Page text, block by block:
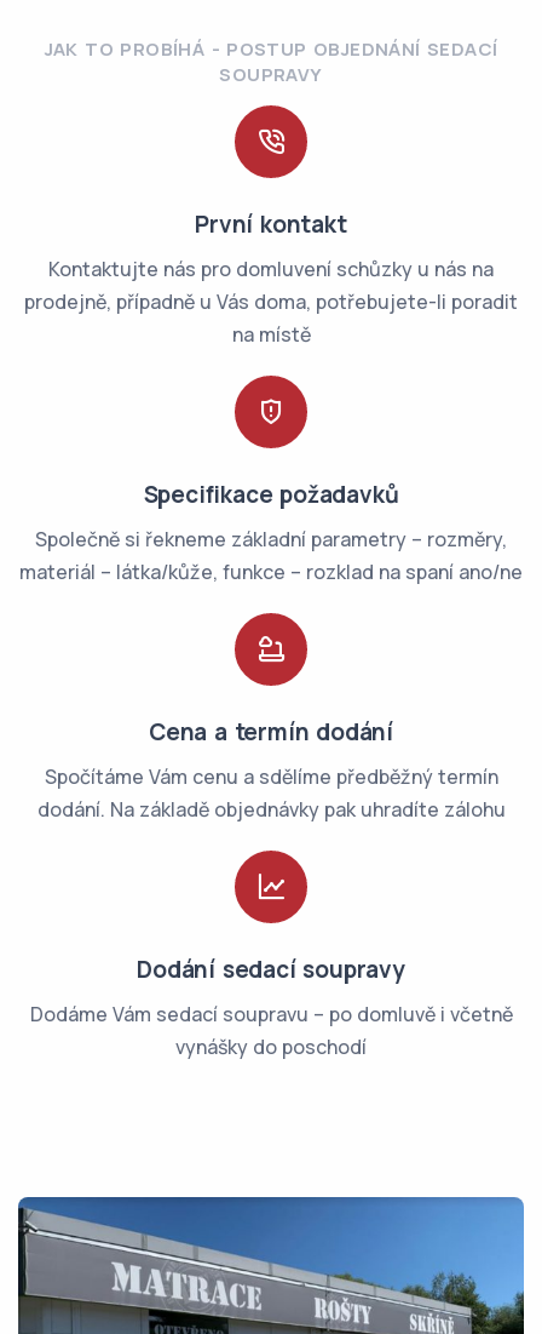
JAK TO PROBÍHÁ - POSTUP OBJEDNÁNÍ SEDACÍ
SOUPRAVY
První kontakt
Kontaktujte nás pro domluvení schůzky u nás na
prodejně, případně u Vás doma, potřebujete-li poradit
na místě
Specifikace požadavků
Společně si řekneme základní parametry – rozměry,
materiál – látka/kůže, funkce – rozklad na spaní ano/ne
Cena a termín dodání
Spočítáme Vám cenu a sdělíme předběžný termín
dodání. Na základě objednávky pak uhradíte zálohu
Dodání sedací soupravy
Dodáme Vám sedací soupravu – po domluvě i včetně
vynášky do poschodí